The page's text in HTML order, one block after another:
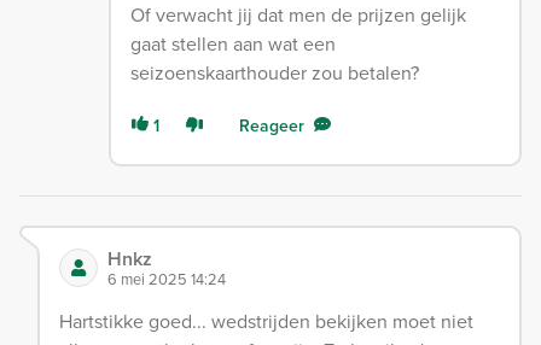
Of verwacht jij dat men de prijzen gelijk
gaat stellen aan wat een
seizoenskaarthouder zou betalen?
1 Reageer
Hnkz
6 mei 2025 14:24
Hartstikke goed... wedstrijden bekijken moet niet